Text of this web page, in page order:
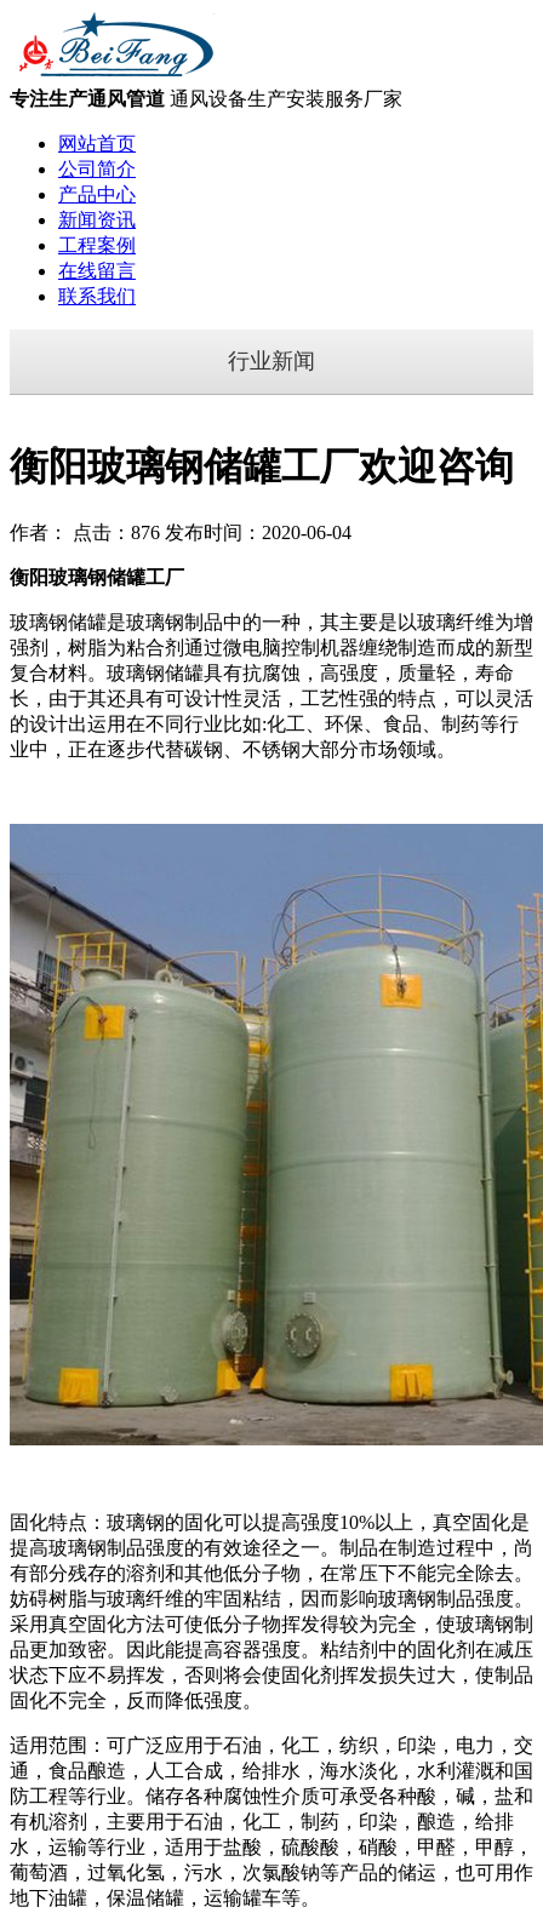
专注生产通风管道 通风设备生产安装服务厂家
网站首页
公司简介
产品中心
新闻资讯
工程案例
在线留言
联系我们
行业新闻
衡阳玻璃钢储罐工厂欢迎咨询
作者： 点击：876 发布时间：2020-06-04
衡阳玻璃钢储罐工厂
玻璃钢储罐是玻璃钢制品中的一种，其主要是以玻璃纤维为增
强剂，树脂为粘合剂通过微电脑控制机器缠绕制造而成的新型
复合材料。玻璃钢储罐具有抗腐蚀，高强度，质量轻，寿命
长，由于其还具有可设计性灵活，工艺性强的特点，可以灵活
的设计出运用在不同行业比如:化工、环保、食品、制药等行
业中，正在逐步代替碳钢、不锈钢大部分市场领域。
固化特点：玻璃钢的固化可以提高强度10%以上，真空固化是
提高玻璃钢制品强度的有效途径之一。制品在制造过程中，尚
有部分残存的溶剂和其他低分子物，在常压下不能完全除去。
妨碍树脂与玻璃纤维的牢固粘结，因而影响玻璃钢制品强度。
采用真空固化方法可使低分子物挥发得较为完全，使玻璃钢制
品更加致密。因此能提高容器强度。粘结剂中的固化剂在减压
状态下应不易挥发，否则将会使固化剂挥发损失过大，使制品
固化不完全，反而降低强度。
适用范围：可广泛应用于石油，化工，纺织，印染，电力，交
通，食品酿造，人工合成，给排水，海水淡化，水利灌溉和国
防工程等行业。储存各种腐蚀性介质可承受各种酸，碱，盐和
有机溶剂，主要用于石油，化工，制药，印染，酿造，给排
水，运输等行业，适用于盐酸，硫酸酸，硝酸，甲醛，甲醇，
葡萄酒，过氧化氢，污水，次氯酸钠等产品的储运，也可用作
地下油罐，保温储罐，运输罐车等。